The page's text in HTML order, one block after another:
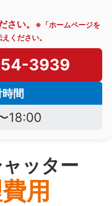
さい。
※「ホームページを
ください。
3939
時間
18:00
ッター
用